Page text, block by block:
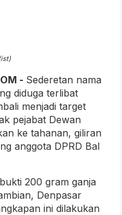
- Sederetan nama
diduga terlibat
menjadi target
pejabat Dewan
ke tahanan, giliran
anggota DPRD Bal
200 gram ganja
Denpasar
ini dilakukan